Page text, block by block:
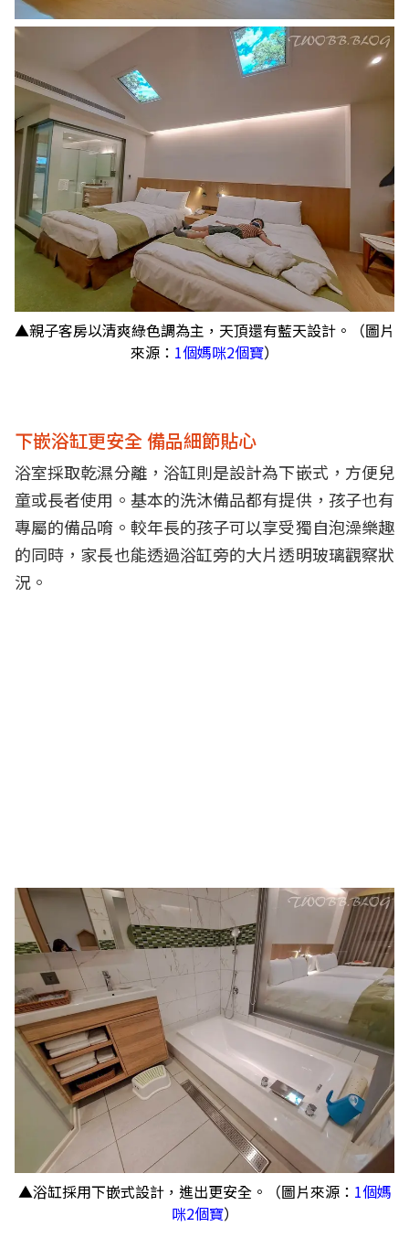
▲親子客房以清爽綠色調為主，天頂還有藍天設計。（圖片
來源： 1個媽咪2個寶）
下嵌浴缸更安全 備品細節貼心
浴室採取乾濕分離，浴缸則是設計為下嵌式，方便兒
童或長者使用。基本的洗沐備品都有提供，孩子也有
專屬的備品唷。較年長的孩子可以享受獨自泡澡樂趣
的同時，家長也能透過浴缸旁的大片透明玻璃觀察狀
況。
▲浴缸採用下嵌式設計，進出更安全。（圖片來源： 1個媽
咪2個寶）